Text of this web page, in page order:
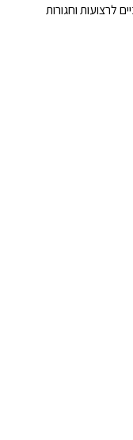
לרצועות וחגורות